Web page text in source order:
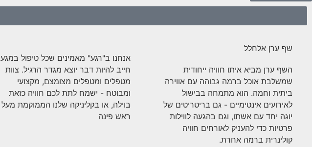
שף ערן אלחלל
השף ערן מביא איתו חוויה ייחודית
שמשלבת אוכל ברמה גבוהה עם אווירה
ביתית וחמה. הוא מתמחה בבישול
לאירועים אינטימיים - גם בריטריטים של
יוגה יחד עם אשתו, וגם בהגעה לווילות
פרטיות כדי להעניק לאורחים חוויה
קולינרית ברמה אחרת.
אנחנו ב"רגע" מאמינים שכל טיפול במגע
חייב להיות דבר יוצא מגדר הרגיל. צוות
מטפלים ומטפלים מצומצם, מקצועי
ומבוטח - ישמח לתת לכם חוויה כזאת
בוילה, או בקליניקה שלנו הממוקמת מעל
ראש פינה